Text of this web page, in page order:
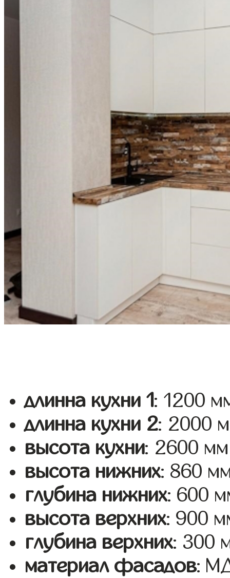
длинна кухни 1: 1200
длинна кухни 2: 2000
высота кухни: 2600 мм
высота нижних: 860
глубина нижних: 600
высота верхних: 900
глубина верхних: 300
материал фасадов: